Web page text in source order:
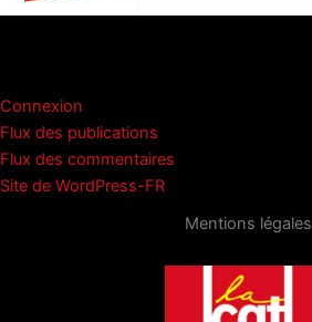
Connexion
Flux des publications
Flux des commentaires
Site de WordPress-FR
Mentions légales